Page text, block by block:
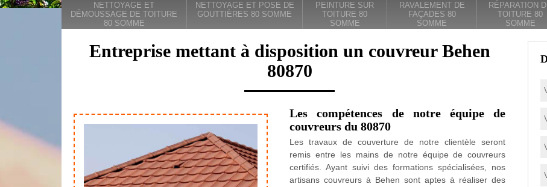
NETTOYAGE ET
DÉMOUSSAGE DE TOITURE
80 SOMME
NETTOYAGE ET POSE DE
GOUTTIÈRES 80 SOMME
PEINTURE SUR
TOITURE 80
SOMME
RAVALEMENT DE
FAÇADES 80
SOMME
RÉPARATION
TOITURE 80
SOMME
Entreprise mettant à disposition un couvreur Behen
80870
Les compétences de notre équipe de
couvreurs du 80870
Les travaux de couverture de notre clientèle seront
remis entre les mains de notre équipe de couvreurs
certifiés. Ayant suivi des formations spécialisées, nos
artisans couvreurs à Behen sont aptes à réaliser des